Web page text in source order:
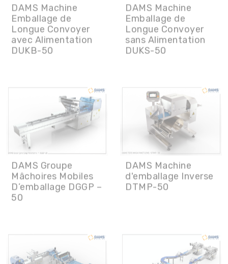
avec Alimentation
DUKB-50
sans Alimentation
DUKS-50
DAMS Groupe
Mâchoires Mobiles
50
DAMS Machine
d'emballage Inverse